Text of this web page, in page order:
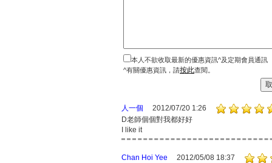
本人不欲收取最新的優惠資訊^及定期會員通訊
^有關優惠資訊，請按此查閱。
人一個
2012/07/20 1:26
D老師個個對我都好好
I like it
Chan Hoi Yee
2012/05/08 18:37